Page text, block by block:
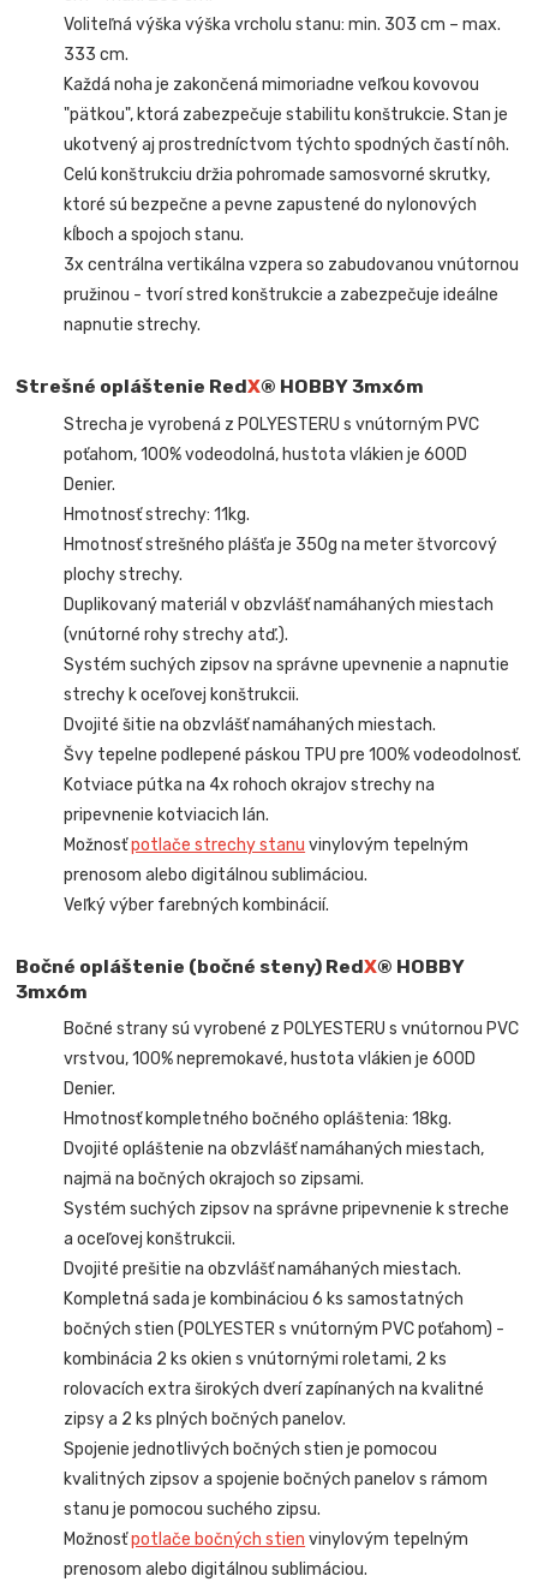
Voliteľná výška výška vrcholu stanu: min. 303 cm – max.
333 cm.
Každá noha je zakončená mimoriadne veľkou kovovou
"pätkou", ktorá zabezpečuje stabilitu konštrukcie. Stan je
ukotvený aj prostredníctvom týchto spodných častí nôh.
Celú konštrukciu držia pohromade samosvorné skrutky,
ktoré sú bezpečne a pevne zapustené do nylonových
kĺboch a spojoch stanu.
3x centrálna vertikálna vzpera so zabudovanou vnútornou
pružinou - tvorí stred konštrukcie a zabezpečuje ideálne
napnutie strechy.
Strešné opláštenie RedX® HOBBY 3mx6m
Strecha je vyrobená z POLYESTERU s vnútorným PVC
poťahom, 100% vodeodolná, hustota vlákien je 600D
Denier.
Hmotnosť strechy: 11kg.
Hmotnosť strešného plášťa je 350g na meter štvorcový
plochy strechy.
Duplikovaný materiál v obzvlášť namáhaných miestach
(vnútorné rohy strechy atď.).
Systém suchých zipsov na správne upevnenie a napnutie
strechy k oceľovej konštrukcii.
Dvojité šitie na obzvlášť namáhaných miestach.
Švy tepelne podlepené páskou TPU pre 100% vodeodolnosť.
Kotviace pútka na 4x rohoch okrajov strechy na
pripevnenie kotviacich lán.
Možnosťpotlače strechy stanu vinylovým tepelným
prenosom alebo digitálnou sublimáciou.
Veľký výber farebných kombinácií.
Bočné opláštenie (bočné steny) RedX® HOBBY
3mx6m
Bočné strany sú vyrobené z POLYESTERU s vnútornou PVC
vrstvou, 100% nepremokavé, hustota vlákien je 600D
Denier.
Hmotnosť kompletného bočného opláštenia: 18kg.
Dvojité opláštenie na obzvlášť namáhaných miestach,
najmä na bočných okrajoch so zipsami.
Systém suchých zipsov na správne pripevnenie k streche
a oceľovej konštrukcii.
Dvojité prešitie na obzvlášť namáhaných miestach.
Kompletná sada je kombináciou 6 ks samostatných
bočných stien (POLYESTER s vnútorným PVC poťahom) -
kombinácia 2 ks okien s vnútornými roletami, 2 ks
rolovacích extra širokých dverí zapínaných na kvalitné
zipsy a 2 ks plných bočných panelov.
Spojenie jednotlivých bočných stien je pomocou
kvalitných zipsov a spojenie bočných panelov s rámom
stanu je pomocou suchého zipsu.
Možnosťpotlače bočných stien vinylovým tepelným
prenosom alebo digitálnou sublimáciou.